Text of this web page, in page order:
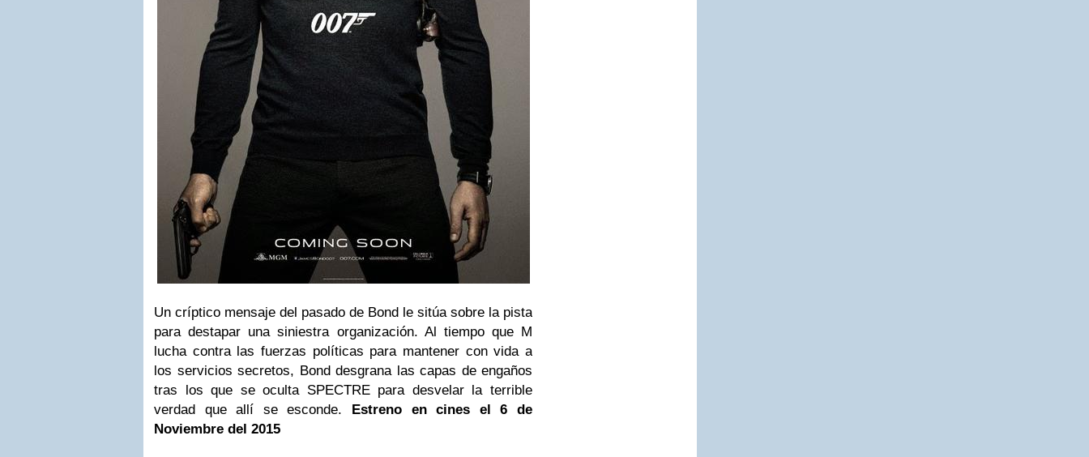
Un críptico mensaje del pasado de Bond le sitúa sobre la pista
para destapar una siniestra organización. Al tiempo que M
lucha contra las fuerzas políticas para mantener con vida a
los servicios secretos, Bond desgrana las capas de engaños
tras los que se oculta SPECTRE para desvelar la terrible
verdad que allí se esconde. Estreno en cines el 6 de
Noviembre del 2015